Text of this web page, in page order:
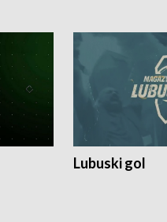
Lubuski gol